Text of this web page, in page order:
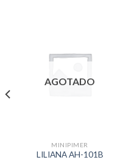
AGOTADO
MINIPIMER
LILIANA AH-101B